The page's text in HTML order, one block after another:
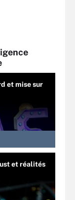
et mise sur
et réalités